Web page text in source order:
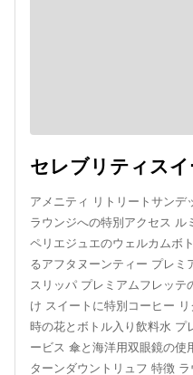
セレブリティスイ
アメニティ リトリートサンデ
ラウンジへの特別アクセス ル
ペリエジュエのウェルカムボ
るアフタヌーンティー プレミ
スリッパ プレミアムフレッ
け スイートに特別コーヒー
時の花とボトル入り飲料水 プ
ービス 傘と海洋用双眼鏡の
ターンダウントリュフ 特徴